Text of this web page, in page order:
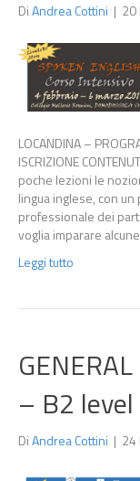
DiAndrea Cottini | 20
LOCANDINA –
ISCRIZIONE
poche lezioni le
lingua inglese, con
professionale dei
voglia imparare
Leggi tutto
– B2
DiAndrea Cottini | 24